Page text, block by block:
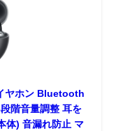
ヤホン Bluetooth
階音量調整 耳を
体) 音漏れ防止 マ